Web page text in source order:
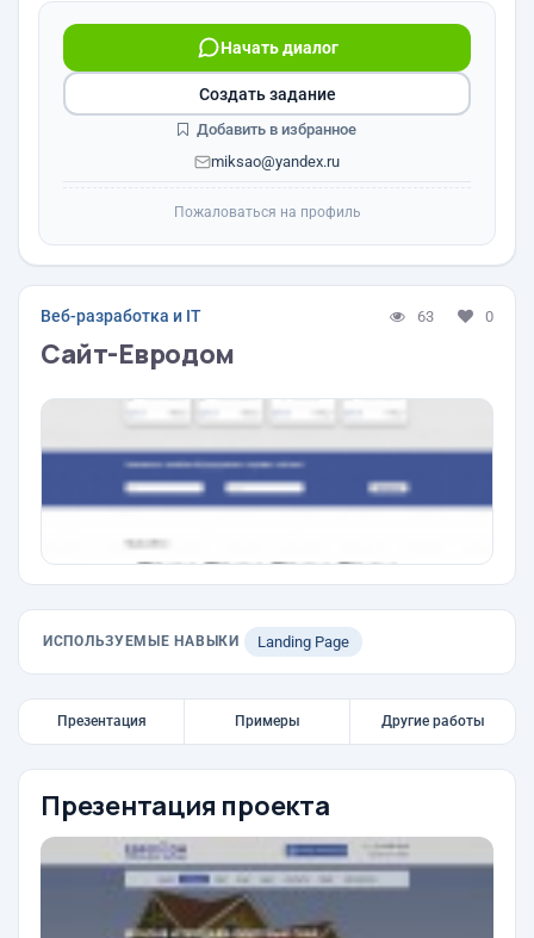
Начать диалог
miksao@yandex.ru
Создать задание
Добавить в избранное
Пожаловаться на профиль
Веб-разработка и IT 63 0
Сайт-Евродом
ИСПОЛЬЗУЕМЫЕ НАВЫКИ Landing Page
Презентация Примеры Другие работы
Презентация проекта